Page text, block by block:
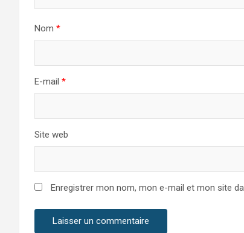
Nom *
E-mail *
Site web
Enregistrer mon nom, mon e-mail et mon site